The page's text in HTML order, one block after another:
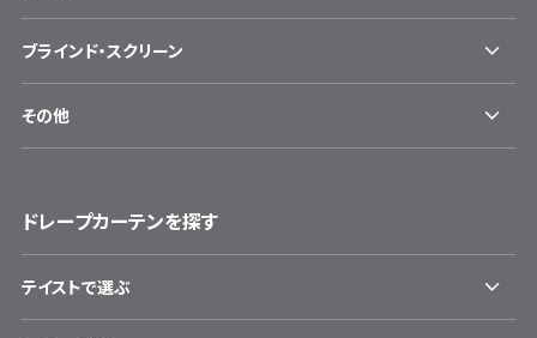
ブラインド・スクリーン
その他
ドレープカーテンを探す
テイストで選ぶ